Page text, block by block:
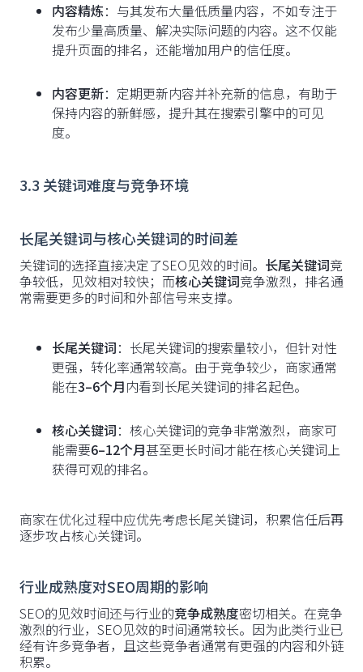
内容精炼：与其发布大量低质量内容，不如专注于
发布少量高质量、解决实际问题的内容。这不仅能
提升页面的排名，还能增加用户的信任度。
内容更新：定期更新内容并补充新的信息，有助于
保持内容的新鲜感，提升其在搜索引擎中的可见
度。
3.3 关键词难度与竞争环境
长尾关键词与核心关键词的时间差
关键词的选择直接决定了SEO见效的时间。 长尾关键词竞
争较低，见效相对较快；而核心关键词竞争激烈，排名通
常需要更多的时间和外部信号来支撑。
长尾关键词：长尾关键词的搜索量较小，但针对性
更强，转化率通常较高。由于竞争较少，商家通常
能在3–6个月内看到长尾关键词的排名起色。
核心关键词：核心关键词的竞争非常激烈，商家可
能需要6–12个月甚至更长时间才能在核心关键词上
获得可观的排名。
商家在优化过程中应优先考虑长尾关键词，积累信任后再
逐步攻占核心关键词。
行业成熟度对SEO周期的影响
SEO的见效时间还与行业的竞争成熟度密切相关。在竞争
激烈的行业，SEO见效的时间通常较长。因为此类行业已
经有许多竞争者，且这些竞争者通常有更强的内容和外链
积累。